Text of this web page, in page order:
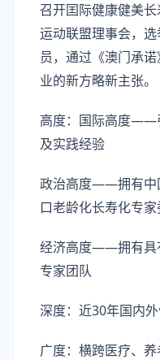
召开囯际健康健美
运动联盟理事会，
员，通过《澳门承
业的新方略新主张。
高度：国际高度——
及实践经验
政治高度——拥有中
口老龄化长寿化专
经济高度——拥有具
专家团队
深度：近30年国内
广度：横跨医疗、养